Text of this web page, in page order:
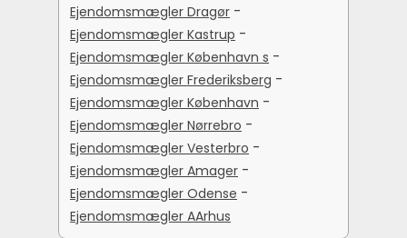
Ejendomsmægler Dragør -
Ejendomsmægler Kastrup -
Ejendomsmægler København s -
Ejendomsmægler Frederiksberg -
Ejendomsmægler København -
Ejendomsmægler Nørrebro -
Ejendomsmægler Vesterbro -
Ejendomsmægler Amager -
Ejendomsmægler Odense -
Ejendomsmægler AArhus